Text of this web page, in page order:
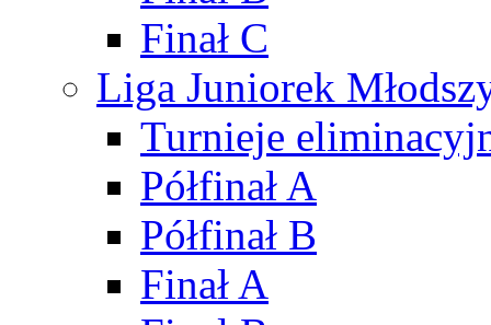
Finał C
Liga Juniorek
Turnieje
Półfinał A
Półfinał B
Finał A